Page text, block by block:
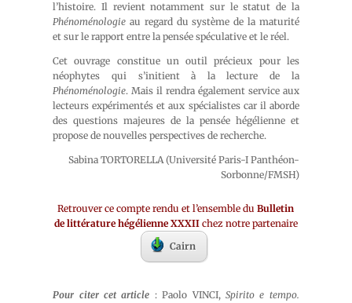
l’histoire. Il revient notamment sur le statut de la
Phénoménologie au regard du système de la maturité
et sur le rapport entre la pensée spéculative et le réel.
Cet ouvrage constitue un outil précieux pour les
néophytes qui s’initient à la lecture de la
Phénoménologie. Mais il rendra également service aux
lecteurs expérimentés et aux spécialistes car il aborde
des questions majeures de la pensée hégélienne et
propose de nouvelles perspectives de recherche.
Sabina TORTORELLA (Université Paris-I Panthéon-
Sorbonne/FMSH)
Retrouver ce compte rendu et l’ensemble duBulletin
de littérature hégélienne XXXII chez notre partenaire
Cairn
Pour citer cet article : Paolo VINCI, Spirito e tempo.